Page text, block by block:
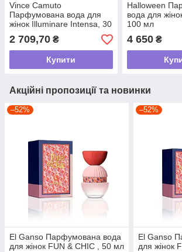
Vince Camuto
Парфумована вода для
жінок Illuminare Intensa, 30
мл
2 709,70 ₴
Купити
Halloween
вода для
100 мл
4 650₴
Акційні пропозиції та новинки
–52%
El Ganso Парфумована вода
для жінок FUN & CHIC , 50 мл
–52%
El Ganso
для жінок